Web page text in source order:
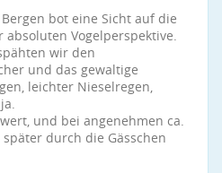
bot eine Sicht auf die
Vogelperspektive.
wir den
und das gewaltige
leichter Nieselregen,
und bei angenehmen ca.
durch die Gässchen